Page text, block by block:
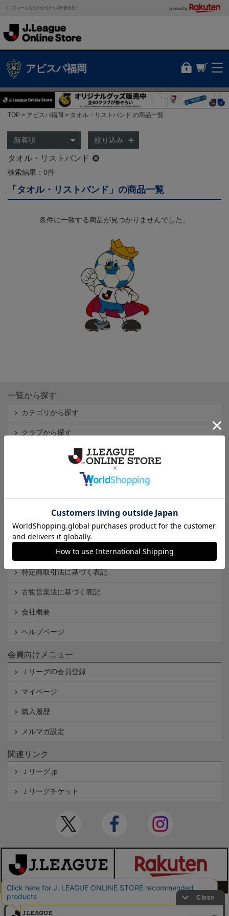
ユニフォームなどの公式グッズが買える！ powered by
アビスパ福岡
TOP アビスパ福岡 タオル・リストバンド の商品一覧
絞り込み
タオル・リストバンド
検索結果：0件
「タオル・リストバンド」の商品一覧
条件に一致する商品が見つかりませんでした。
一覧から探す
カテゴリから探す
クラブから探す
Ｊ2
インフォメーション
個人情報保護方針
Cookieポリシー
特定商取引法に基づく表記
古物営業法に基づく表記
会社概要
ヘルプページ
会員向けメニュー
ＪリーグID会員登録
マイページ
購入履歴
メルマガ設定
関連リンク
Ｊリーグ.jp
Ｊリーグチケット